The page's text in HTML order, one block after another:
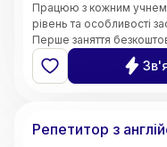
Працюю з кожним учнем
рівень та особливості
Перше заняття
Репетитор з